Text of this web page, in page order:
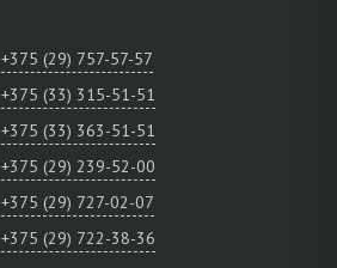
+375 (29) 757-57-57
+375 (33) 315-51-51
+375 (33) 363-51-51
+375 (29) 239-52-00
+375 (29) 727-02-07
+375 (29) 722-38-36